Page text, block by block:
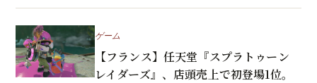
ゲーム
【フランス】任天堂『スプラトゥーン
レイダーズ』、店頭売上で初登場1位。